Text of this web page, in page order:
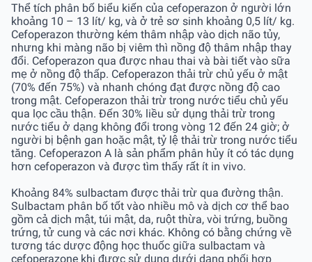
Thể tích phân bố biểu kiến của cefoperazon ở người lớn
khoảng 10 – 13 lít/ kg, và ở trẻ sơ sinh khoảng 0,5 lít/ kg.
Cefoperazon thường kém thâm nhập vào dịch não tủy,
nhưng khi màng não bị viêm thì nồng độ thâm nhập thay
đổi. Cefoperazon qua được nhau thai và bài tiết vào sữa
mẹ ở nồng độ thấp. Cefoperazon thải trừ chủ yếu ở mật
(70% đến 75%) và nhanh chóng đạt được nồng độ cao
trong mật. Cefoperazon thải trừ trong nước tiểu chủ yếu
qua lọc cầu thận. Ðến 30% liều sử dụng thải trừ trong
nước tiểu ở dạng không đổi trong vòng 12 đến 24 giờ; ở
người bị bệnh gan hoặc mật, tỷ lệ thải trừ trong nước tiểu
tăng. Cefoperazon A là sản phẩm phân hủy ít có tác dụng
hơn cefoperazon và được tìm thấy rất ít in vivo.
Khoảng 84% sulbactam được thải trừ qua đường thận.
Sulbactam phân bố tốt vào nhiều mô và dịch cơ thể bao
gồm cả dịch mật, túi mật, da, ruột thừa, vòi trứng, buồng
trứng, tử cung và các nơi khác. Không có bằng chứng về
tương tác dược động học thuốc giữa sulbactam và
cefoperazone khi được sử dụng dưới dạng phối hợp